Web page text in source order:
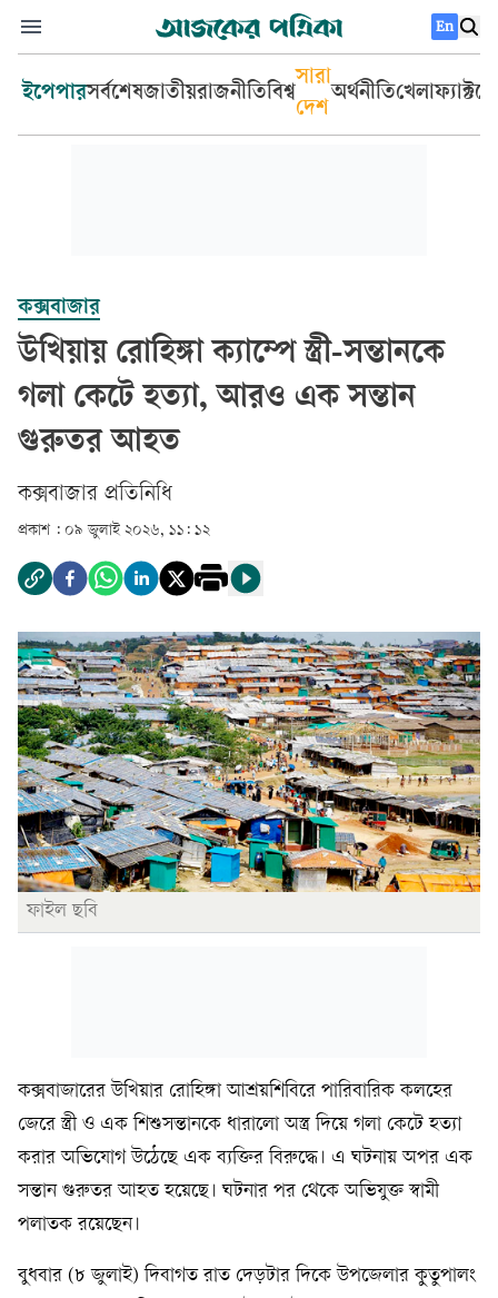
En
ইপেপারসর্বশেষজাতীয়রাজনীতিবিশ্ব
সারা
দেশ
অর্থনীতিখেলা
কক্সবাজার
উখিয়ায় রোহিঙ্গা ক্যাম্পে স্ত্রী-সন্তানকে
গলা কেটে হত্যা, আরও এক সন্তান
গুরুতর আহত
কক্সবাজার প্রতিনিধি
প্রকাশ : ০৯ জুলাই ২০২৬, ১১: ১২
ফাইল ছবি
কক্সবাজারের উখিয়ার রোহিঙ্গা আশ্রয়শিবিরে পারিবারিক কলহের
জেরে স্ত্রী ও এক শিশুসন্তানকে ধারালো অস্ত্র দিয়ে গলা কেটে হত্যা
করার অভিযোগ উঠেছে এক ব্যক্তির বিরুদ্ধে। এ ঘটনায় অপর এক
সন্তান গুরুতর আহত হয়েছে। ঘটনার পর থেকে অভিযুক্ত স্বামী
পলাতক রয়েছেন।
বুধবার (৮ জুলাই) দিবাগত রাত দেড়টার দিকে উপজেলার কুতুপালং